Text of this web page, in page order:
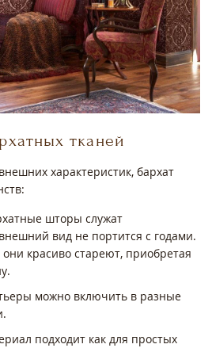
тканей
характеристик, бархат
шторы служат
вид не портится с годами.
красиво стареют, приобретая
можно включить в разные
подходит как для простых